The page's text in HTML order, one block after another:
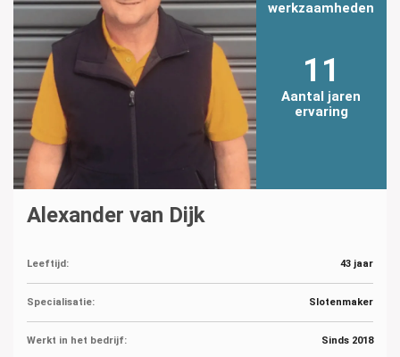
werkzaamheden
11
Aantal jaren
ervaring
Alexander van Dijk
Leeftijd: 43 jaar
Specialisatie: Slotenmaker
Werkt in het bedrijf: Sinds 2018